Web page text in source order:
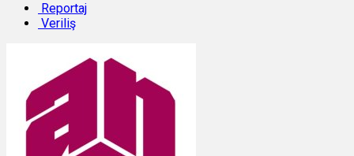
Reportaj
Veriliş